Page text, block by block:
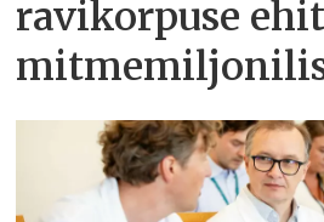
ravikorpuse